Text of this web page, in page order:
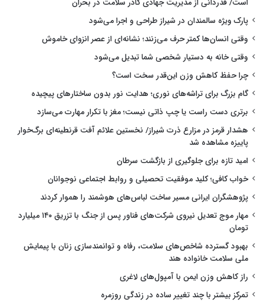
است/ قدردانی از مدیریت جهادی کادر سلامت در بحران
پارک ویژه سالمندان در شیراز طراحی و اجرا می‌شود
وقتی انسان‌ها کمتر حرف می‌زنند؛ نشانه‌ای از عصر انزوای خاموش
وقتی خانه به دستیار شخصی شما تبدیل می‌شود
چرا حفظ کاهش وزن این‌قدر سخت است؟
گام بزرگ برای تراشه‌های نوری؛ هدایت نور بدون ساختارهای پیچیده
برتری دست راست یا چپ ذاتی نیست؛ مغز با تکرار مهارت می‌سازد
هشدار قرمز در مزارع ذرت شیراز/ نخستین علائم آفت قرنطینه‌ای برگ‌خوار
پاییزه مشاهده شد
امید تازه برای جلوگیری از بازگشت سرطان
خواب کافی؛ کلید موفقیت تحصیلی و روابط اجتماعی نوجوانان
پژوهشگران ایرانی مسیر ساخت لباس‌های هوشمند را هموار کردند
مهار موج تعدیل نیروی شرکت‌های فناور پس از جنگ با تزریق ۱۴۰ میلیارد
تومان
بهبود گسترده شاخص‌های سلامت، رفاه و توانمندسازی زنان با پیمایش
ملی سلامت خانواده هند
راز کاهش وزن ایمن با آمپول‌های لاغری
تمرکز بیشتر با چند تغییر ساده در زندگی روزمره